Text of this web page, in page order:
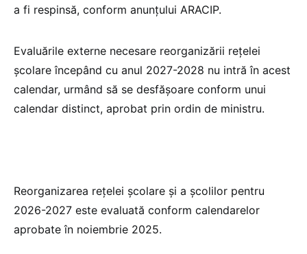
a fi respinsă, conform anunțului ARACIP.
Evaluările externe necesare reorganizării rețelei
școlare începând cu anul 2027-2028 nu intră în acest
calendar, urmând să se desfășoare conform unui
calendar distinct, aprobat prin ordin de ministru.
Reorganizarea rețelei școlare și a școlilor pentru
2026-2027 este evaluată conform calendarelor
aprobate în noiembrie 2025.